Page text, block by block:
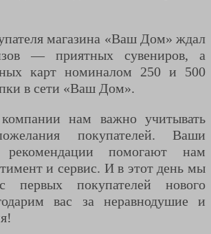
магазина «Ваш Дом» ждал
— приятных сувениров, а
карт номиналом 250 и 500
в сети «Ваш Дом».
нам важно учитывать
покупателей. Ваши
помогают нам
и сервис. И в этот день мы
первых покупателей нового
вас за неравнодушие и